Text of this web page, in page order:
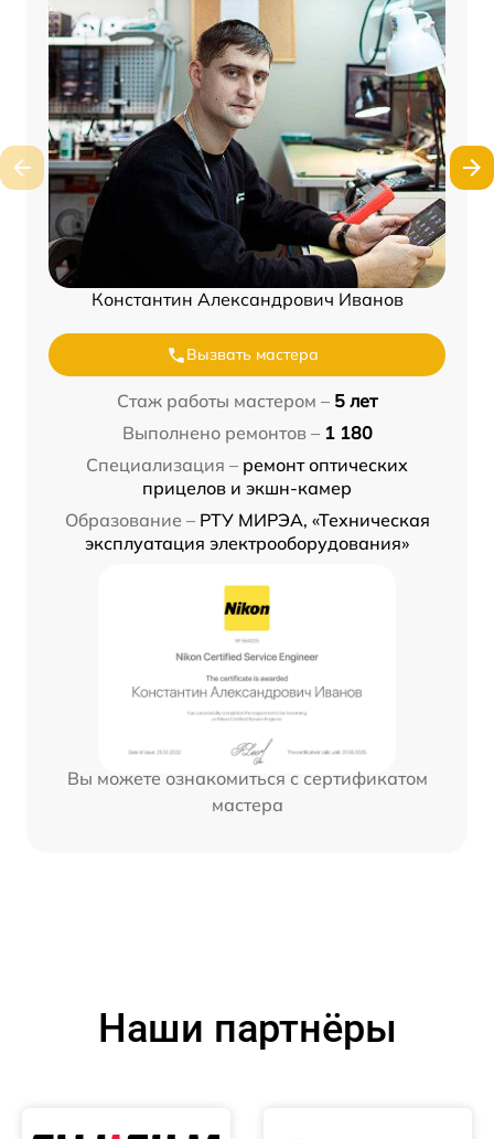
Константин Александрович Иванов
Вызвать мастера
Стаж работы мастером – 5 лет
Выполнено ремонтов – 1 180
Специализация – ремонт оптических
прицелов и экшн-камер
Образование – РТУ МИРЭА, «Техническая
эксплуатация электрооборудования»
Вы можете ознакомиться с сертификатом
мастера
Наши партнёры